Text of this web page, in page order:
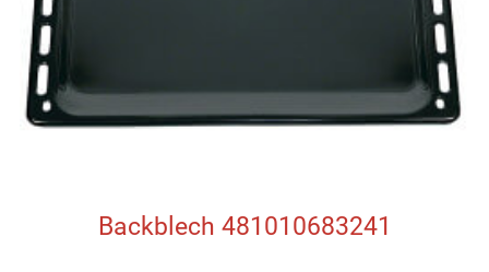
Backblech 481010683241